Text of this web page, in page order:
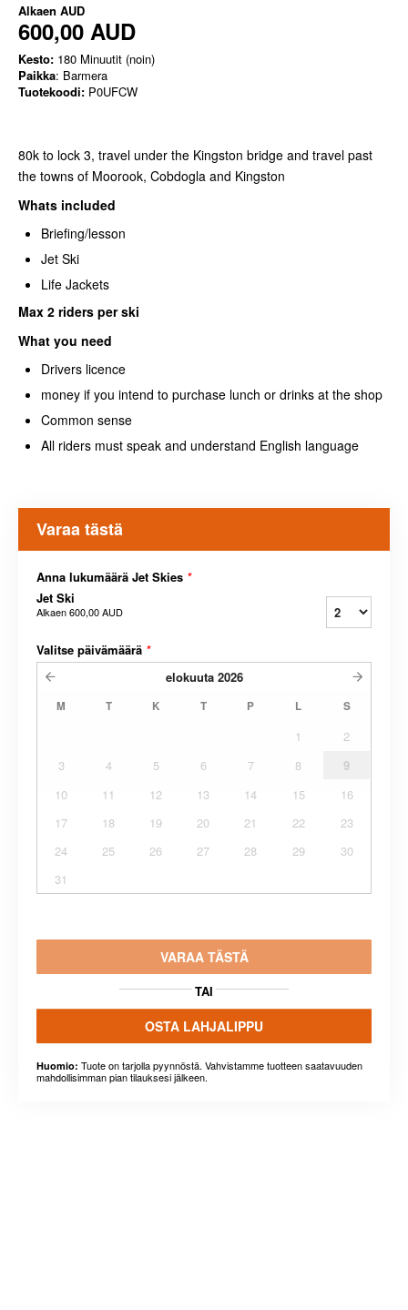
Alkaen AUD
600,00 AUD
Kesto: 180 Minuutit (noin)
Paikka: Barmera
Tuotekoodi: P0UFCW
80k to lock 3, travel under the Kingston bridge and travel past
the towns of Moorook, Cobdogla and Kingston
Whats included
Briefing/lesson
Jet Ski
Life Jackets
Max 2 riders per ski
What you need
Drivers licence
money if you intend to purchase lunch or drinks at the shop
Common sense
All riders must speak and understand English language
Varaa tästä
Anna lukumäärä Jet Skies *
Jet Ski
Alkaen600,00 AUD
Valitse päivämäärä *
elokuuta 2026
M T K T P L S
1
2
3
4 5 6 7 8
9
10
11 12 13 14 15
16
17
18 19 20 21 22
23
24
25 26 27 28 29
30
31
VARAA TÄSTÄ
TAI
OSTA LAHJALIPPU
Huomio: Tuote on tarjolla pyynnöstä. Vahvistamme tuotteen saatavuuden
mahdollisimman pian tilauksesi jälkeen.